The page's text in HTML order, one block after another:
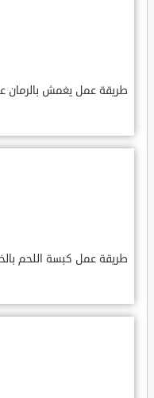
طريقة عمل يغمش بالرمان
طريقة عمل كبسة اللحم